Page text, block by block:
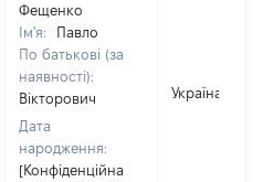
Фещенко
Ім'я:
Павло
По батькові (за
наявності):
Вікторович
Дата
народження:
[Конфіденційна
Україна